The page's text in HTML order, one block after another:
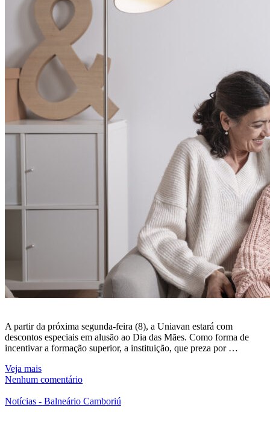
A partir da próxima segunda-feira (8), a Uniavan estará com
descontos especiais em alusão ao Dia das Mães. Como forma de
incentivar a formação superior, a instituição, que preza por …
Veja mais
Nenhum comentário
Notícias - Balneário Camboriú